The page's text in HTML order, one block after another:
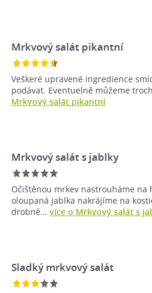
Mrkvový salát pikantní
Veškeré upravené ingredience
podávat. Eventuelně můžeme
Mrkvový salát pikantní
Mrkvový salát s jablky
Očištěnou mrkev nastrouháme
oloupaná jablka nakrájíme na
drobně… více o Mrkvový salát s
Sladký mrkvový salát